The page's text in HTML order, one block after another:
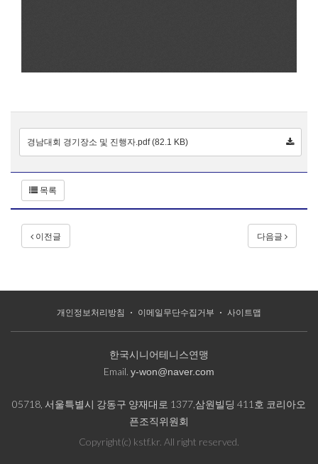
경남대회 경기장소 및 진행자.pdf (82.1 KB)
목록
이전글 다음글
개인정보처리방침 이메일무단수집거부 사이트맵
한국시니어테니스연맹
Email. y-won@naver.com
05718, 서울특별시 강동구 양재대로 1377,삼원빌딩 411호 코리아오
픈조직위원회
Copyright(c) kstf.kr. All right reserved.